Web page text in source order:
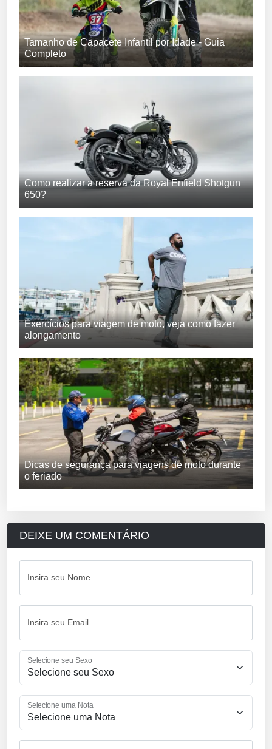
Tamanho de Capacete Infantil por Idade - Guia
Completo
Como realizar a reserva da Royal Enfield Shotgun
650?
Exercícios para viagem de moto, veja como fazer
alongamento
Dicas de segurança para viagens de moto durante
o feriado
DEIXE UM COMENTÁRIO
Insira seu Nome
Insira seu Email
Selecione seu Sexo
Selecione uma Nota